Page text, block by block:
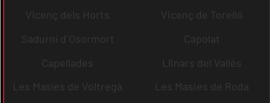
Vicenç dels Horts
Vicenç de Torelló
Sadurní d´Osormort
Capolat
Capellades
Llinars del Vallès
Les Masíes de Voltregà
Les Masies de Roda